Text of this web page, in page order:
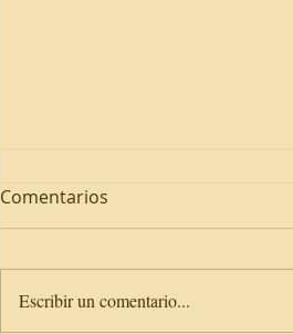
Comentarios
Escribir un comentario...